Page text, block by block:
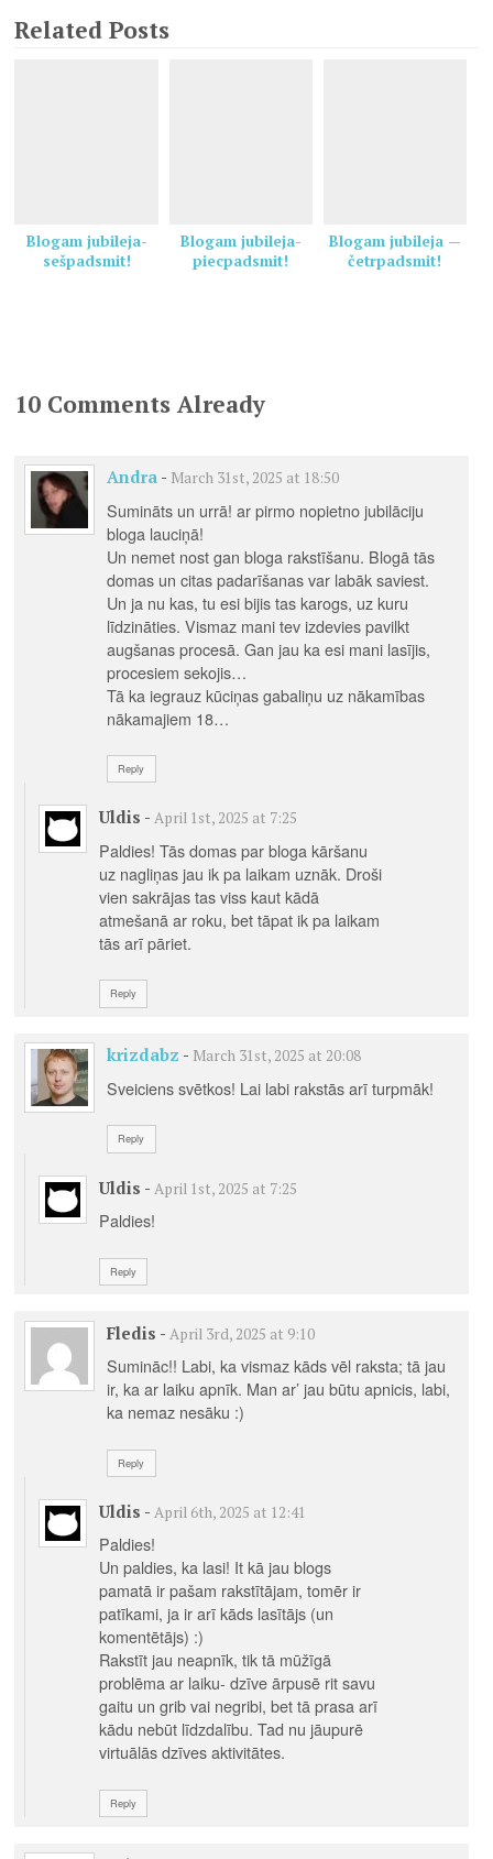
Related Posts
Blogam jubileja-
sešpadsmit!
Blogam jubileja-
piecpadsmit!
Blogam jubileja —
četrpadsmit!
10 Comments Already
Andra - March 31st, 2025 at 18:50
Sumināts un urrā! ar pirmo nopietno jubilāciju
bloga lauciņā!
Un nemet nost gan bloga rakstīšanu. Blogā tās
domas un citas padarīšanas var labāk saviest.
Un ja nu kas, tu esi bijis tas karogs, uz kuru
līdzināties. Vismaz mani tev izdevies pavilkt
augšanas procesā. Gan jau ka esi mani lasījis,
procesiem sekojis…
Tā ka iegrauz kūciņas gabaliņu uz nākamības
nākamajiem 18…
Reply
Uldis - April 1st, 2025 at 7:25
Paldies! Tās domas par bloga kāršanu
uz nagliņas jau ik pa laikam uznāk. Droši
vien sakrājas tas viss kaut kādā
atmešanā ar roku, bet tāpat ik pa laikam
tās arī pāriet.
Reply
krizdabz - March 31st, 2025 at 20:08
Sveiciens svētkos! Lai labi rakstās arī turpmāk!
Reply
Uldis - April 1st, 2025 at 7:25
Paldies!
Reply
Fledis - April 3rd, 2025 at 9:10
Sumināc!! Labi, ka vismaz kāds vēl raksta; tā jau
ir, ka ar laiku apnīk. Man ar’ jau būtu apnicis, labi,
ka nemaz nesāku :)
Reply
Uldis - April 6th, 2025 at 12:41
Paldies!
Un paldies, ka lasi! It kā jau blogs
pamatā ir pašam rakstītājam, tomēr ir
patīkami, ja ir arī kāds lasītājs (un
komentētājs) :)
Rakstīt jau neapnīk, tik tā mūžīgā
problēma ar laiku- dzīve ārpusē rit savu
gaitu un grib vai negribi, bet tā prasa arī
kādu nebūt līdzdalību. Tad nu jāupurē
virtuālās dzīves aktivitātes.
Reply